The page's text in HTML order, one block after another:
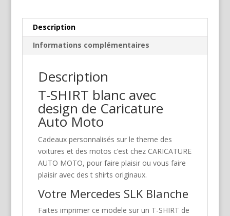
Description
Informations complémentaires
Description
T-SHIRT blanc avec
design de Caricature
Auto Moto
Cadeaux personnalisés sur le theme des
voitures et des motos c’est chez CARICATURE
AUTO MOTO, pour faire plaisir ou vous faire
plaisir avec des t shirts originaux.
Votre Mercedes SLK Blanche
Faites imprimer ce modele sur un T-SHIRT de